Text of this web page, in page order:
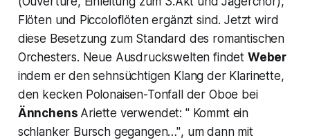
Flöten und Piccoloflöten ergänzt sind. Jetzt wird
diese Besetzung zum Standard des romantischen
Orchesters. Neue Ausdruckswelten findet Weber
indem er den sehnsüchtigen Klang der Klarinette,
den kecken Polonaisen-Tonfall der Oboe bei
Ännchens Ariette verwendet: " Kommt ein
schlanker Bursch gegangen…", um dann mit